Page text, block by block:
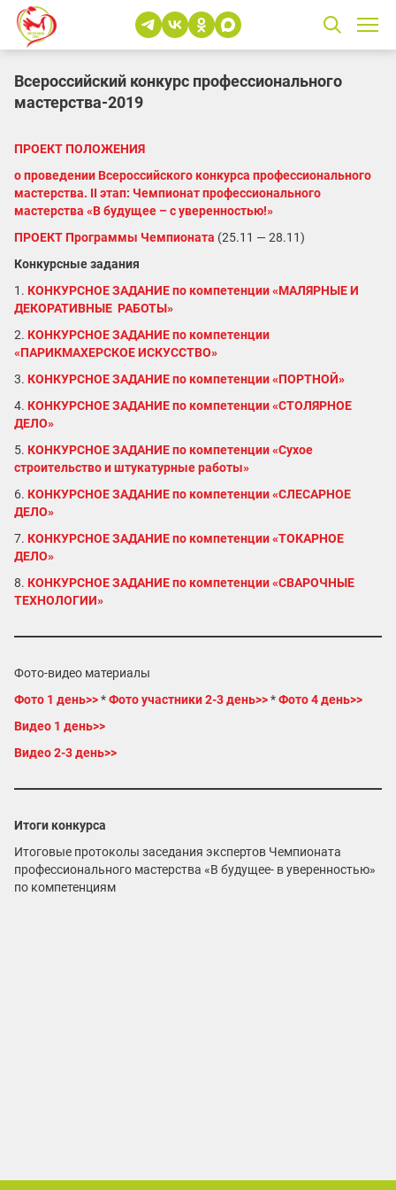
Всероссийский конкурс профессионального
мастерства-2019
ПРОЕКТ ПОЛОЖЕНИЯ
о проведении Всероссийского конкурса профессионального
мастерства. II этап: Чемпионат профессионального
мастерства «В будущее – с уверенностью!»
ПРОЕКТ Программы Чемпионата (25.11 — 28.11)
Конкурсные задания
1. КОНКУРСНОЕ ЗАДАНИЕ по компетенции «МАЛЯРНЫЕ И
ДЕКОРАТИВНЫЕ РАБОТЫ»
2. КОНКУРСНОЕ ЗАДАНИЕ по компетенции
«ПАРИКМАХЕРСКОЕ ИСКУССТВО»
3. КОНКУРСНОЕ ЗАДАНИЕ по компетенции «ПОРТНОЙ»
4. КОНКУРСНОЕ ЗАДАНИЕ по компетенции «СТОЛЯРНОЕ
ДЕЛО»
5. КОНКУРСНОЕ ЗАДАНИЕ по компетенции «Сухое
строительство и штукатурные работы»
6. КОНКУРСНОЕ ЗАДАНИЕ по компетенции «СЛЕСАРНОЕ
ДЕЛО»
7. КОНКУРСНОЕ ЗАДАНИЕ по компетенции «ТОКАРНОЕ
ДЕЛО»
8. КОНКУРСНОЕ ЗАДАНИЕ по компетенции «СВАРОЧНЫЕ
ТЕХНОЛОГИИ»
Фото-видео материалы
Фото 1 день>>*Фото участники 2-3 день>>*Фото 4 день>>
Видео 1 день>>
Видео 2-3 день>>
Итоги конкурса
Итоговые протоколы заседания экспертов Чемпионата
профессионального мастерства «В будущее- в уверенностью»
по компетенциям